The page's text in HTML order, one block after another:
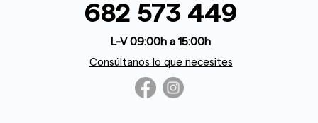
682 573 449
L-V 09:00h a 15:00h
Consúltanos lo que necesites